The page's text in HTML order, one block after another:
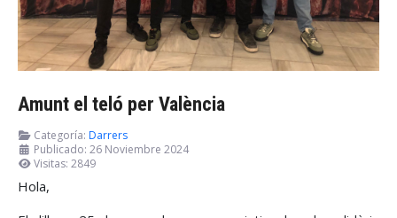
Amunt el teló per València
Categoría: Darrers
Publicado: 26 Noviembre 2024
Visitas: 2849
Hola,